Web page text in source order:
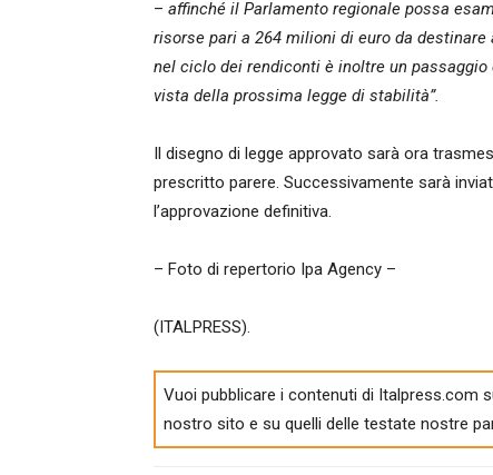
– affinché il Parlamento regionale possa
risorse pari a 264 milioni di euro da
nel ciclo dei rendiconti è inoltre un
vista della prossima legge di stabilità”.
Il disegno di legge approvato sarà ora
prescritto parere. Successivamente sarà
l’approvazione definitiva.
– Foto di repertorio Ipa Agency –
(ITALPRESS).
Vuoi pubblicare i contenuti di Italpress.com
nostro sito e su quelli delle testate nostre